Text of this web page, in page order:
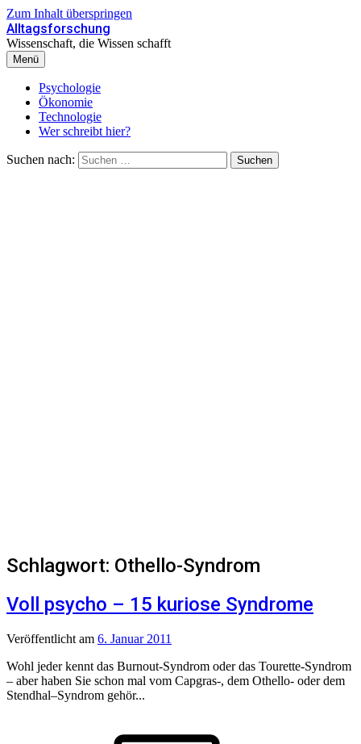
Zum Inhalt überspringen
Alltagsforschung
Wissenschaft, die Wissen schafft
Menü
Psychologie
Ökonomie
Technologie
Wer schreibt hier?
Suchen nach:
Schlagwort: Othello-Syndrom
Voll psycho – 15 kuriose Syndrome
Veröffentlicht am 6. Januar 2011
Wohl jeder kennt das Burnout-Syndrom oder das Tourette-Syndrom
– aber haben Sie schon mal vom Capgras-, dem Othello- oder dem
Stendhal–Syndrom gehör...